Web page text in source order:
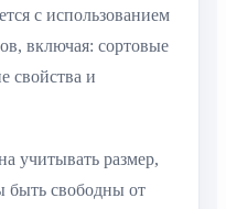
с использованием
включая: сортовые
свойства и
учитывать размер,
свободны от